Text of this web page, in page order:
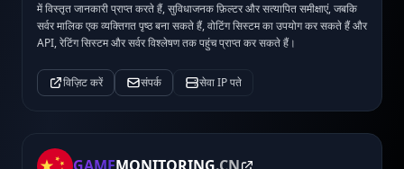
में विस्तृत जानकारी प्राप्त करते हैं, सुविधाजनक फ़िल्टर और सत्यापित समीक्षाएं, जबकि
सर्वर मालिक एक व्यक्तिगत पृष्ठ बना सकते हैं, वोटिंग सिस्टम का उपयोग कर सकते हैं और
API, रेटिंग सिस्टम और सर्वर विश्लेषण तक पहुंच प्राप्त कर सकते हैं।
विज़िट करें संपर्क सेवा IP पते